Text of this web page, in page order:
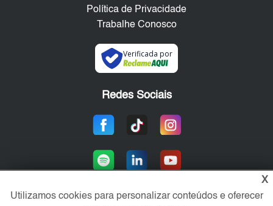
Política de Privacidade
Trabalhe Conosco
Verificada por
Redes Sociais
X
Utilizamos cookies para personalizar conteúdos e oferecer